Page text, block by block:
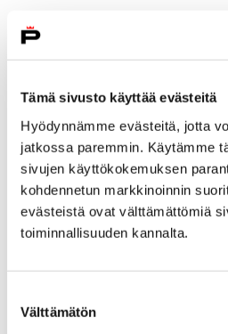
Tämä sivusto käyttää evästeitä
Hyödynnämme evästeitä, jotta
jatkossa paremmin. Käytämme
sivujen käyttökokemuksen
kohdennetun markkinoinnin
evästeistä ovat välttämättömiä
toiminnallisuuden kannalta.
valinta
Välttämätön
Porissa